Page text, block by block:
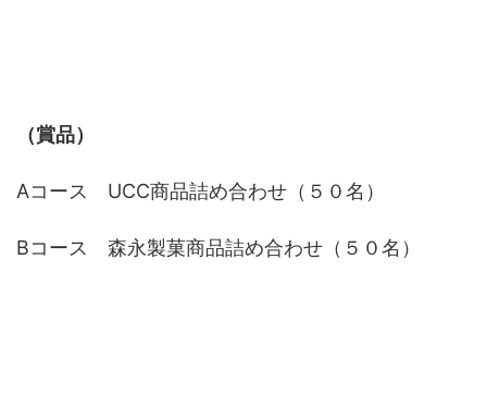
（賞品）
Aコース UCC商品詰め合わせ（５０名）
Bコース 森永製菓商品詰め合わせ（５０名）